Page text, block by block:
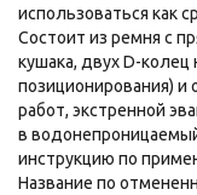
использоваться как
Состоит из ремня с
кушака, двух D-
позиционирования) и
работ, экстренной
в
инструкцию по
Название по